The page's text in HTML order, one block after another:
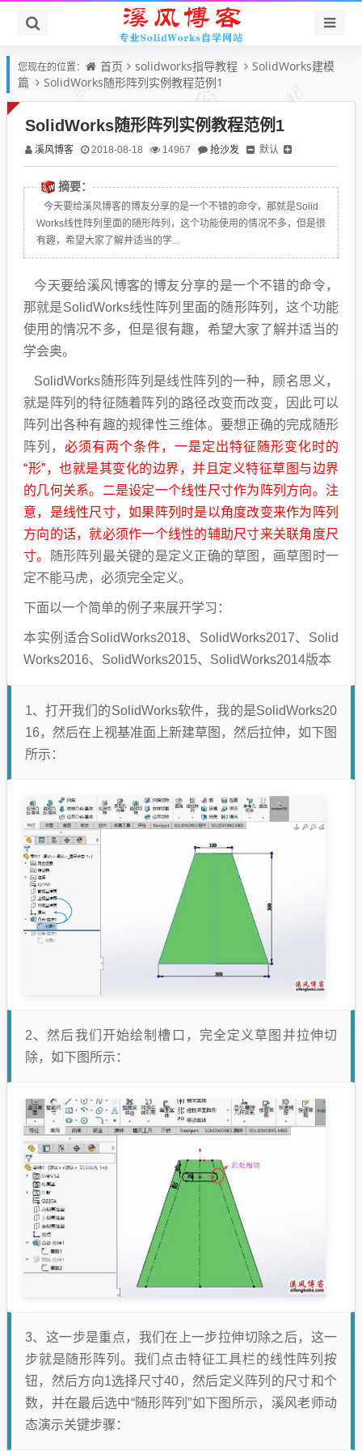
您现在的位置： 首页 solidworks指导教程
SolidWorks建模
篇
SolidWorks随形阵列实例教程范例1
SolidWorks随形阵列实例教程范例1
溪风博客 2018-08-18 14967 抢沙发 默认
摘要：
今天要给溪风博客的博友分享的是一个不错的命令，那就是Solid
Works线性阵列里面的随形阵列，这个功能使用的情况不多，但是很
有趣，希望大家了解并适当的学...
今天要给溪风博客的博友分享的是一个不错的命令，
那就是SolidWorks线性阵列里面的随形阵列，这个功能
使用的情况不多，但是很有趣，希望大家了解并适当的
学会奥。
SolidWorks随形阵列是线性阵列的一种，顾名思义，
就是阵列的特征随着阵列的路径改变而改变，因此可以
阵列出各种有趣的规律性三维体。要想正确的完成随形
阵列， 必须有两个条件，一是定出特征随形变化时的
“形”，也就是其变化的边界，并且定义特征草图与边界
的几何关系。二是设定一个线性尺寸作为阵列方向。注
意，是线性尺寸，如果阵列时是以角度改变来作为阵列
方向的话，就必须作一个线性的辅助尺寸来关联角度尺
寸。
随形阵列最关键的是定义正确的草图，画草图时一
定不能马虎，必须完全定义。
下面以一个简单的例子来展开学习：
本实例适合SolidWorks2018、SolidWorks2017、Solid
Works2016、SolidWorks2015、SolidWorks2014版本
1、打开我们的SolidWorks软件，我的是SolidWorks20
16，然后在上视基准面上新建草图，然后拉伸，如下图
所示：
2、然后我们开始绘制槽口，完全定义草图并拉伸切
除，如下图所示：
3、这一步是重点，我们在上一步拉伸切除之后，这一
步就是随形阵列。我们点击特征工具栏的线性阵列按
钮，然后方向1选择尺寸40，然后定义阵列的尺寸和个
数，并在最后选中“随形阵列”如下图所示，溪风老师动
态演示关键步骤：